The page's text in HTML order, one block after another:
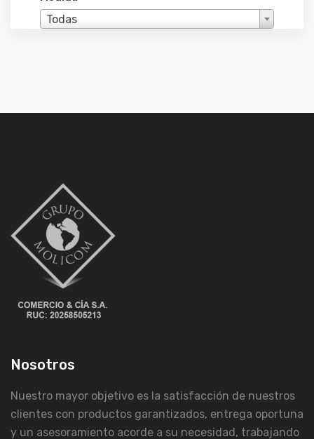
Todas
Nosotros
Nuestro mayor objetivo es la satisfacción de nuestros
clientes con productos garantizados, entrega oportuna
y un asesoramiento acorde a su necesidad, trabajando